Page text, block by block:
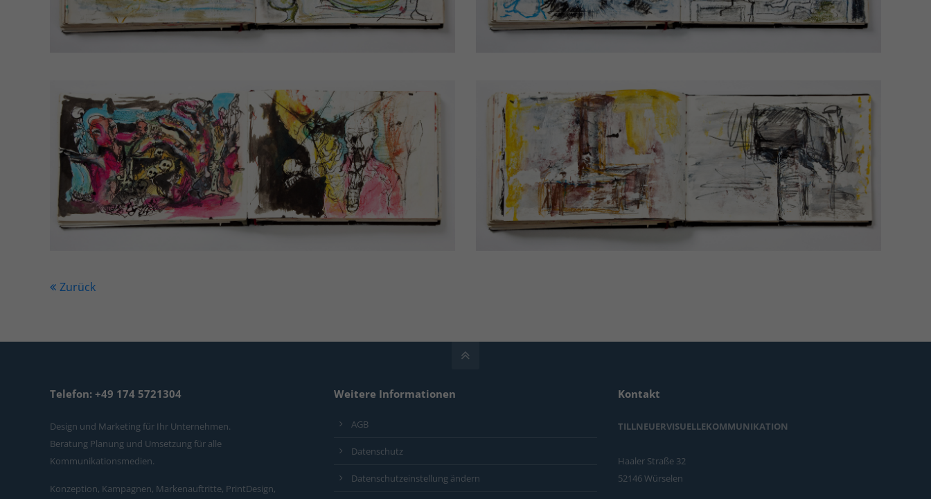
Zurück
Telefon: +49 174 5721304
Design und Marketing für Ihr Unternehmen.
Beratung Planung und Umsetzung für alle
Kommunikationsmedien.
Konzeption, Kampagnen, Markenauftritte, PrintDesign,
Weitere Informationen
AGB
Datenschutz
Datenschutzeinstellung ändern
Kontakt
TILLNEUERVISUELLEKOMMUNIKATION
Haaler Straße 32
52146 Würselen